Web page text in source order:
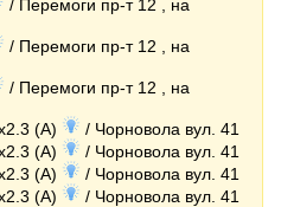
/ Перемоги пр-т 12 , на
/ Перемоги пр-т 12 , на
/ Перемоги пр-т 12 , на
(A)
/ Чорновола вул. 41
(A)
/ Чорновола вул. 41
(A)
/ Чорновола вул. 41
(A) / Чорновола вул. 41